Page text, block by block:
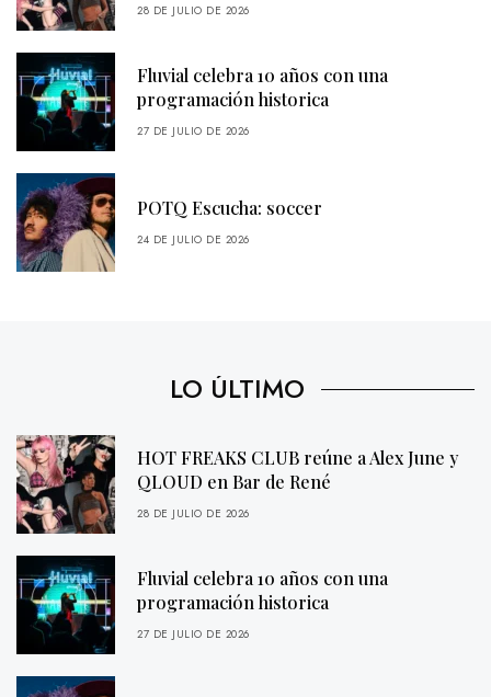
28 DE JULIO DE 2026
Fluvial celebra 10 años con una
programación historica
27 DE JULIO DE 2026
POTQ Escucha: soccer
24 DE JULIO DE 2026
LO ÚLTIMO
HOT FREAKS CLUB reúne a Alex June y
QLOUD en Bar de René
28 DE JULIO DE 2026
Fluvial celebra 10 años con una
programación historica
27 DE JULIO DE 2026